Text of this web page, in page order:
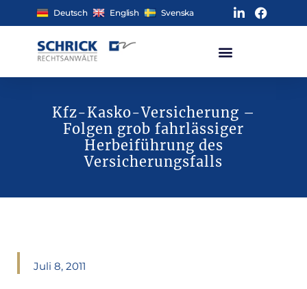
Deutsch English Svenska
Kfz-Kasko-Versicherung –
Folgen grob fahrlässiger
Herbeiführung des
Versicherungsfalls
Juli 8, 2011